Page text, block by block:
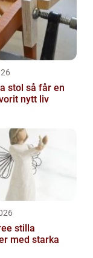
får en
nytt liv
med starka